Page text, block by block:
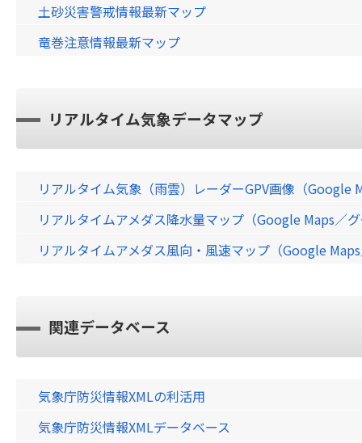
土砂災害警戒情報最新マップ
竜巻注意情報最新マップ
リアルタイム気象データマップ
リアルタイム気象（雨雲）レーダーGPV画像（Google
リアルタイムアメダス降水量マップ（Google Maps／
リアルタイムアメダス風向・風速マップ（Google
関連データベース
気象庁防災情報XMLの利活用
気象庁防災情報XMLデータベース